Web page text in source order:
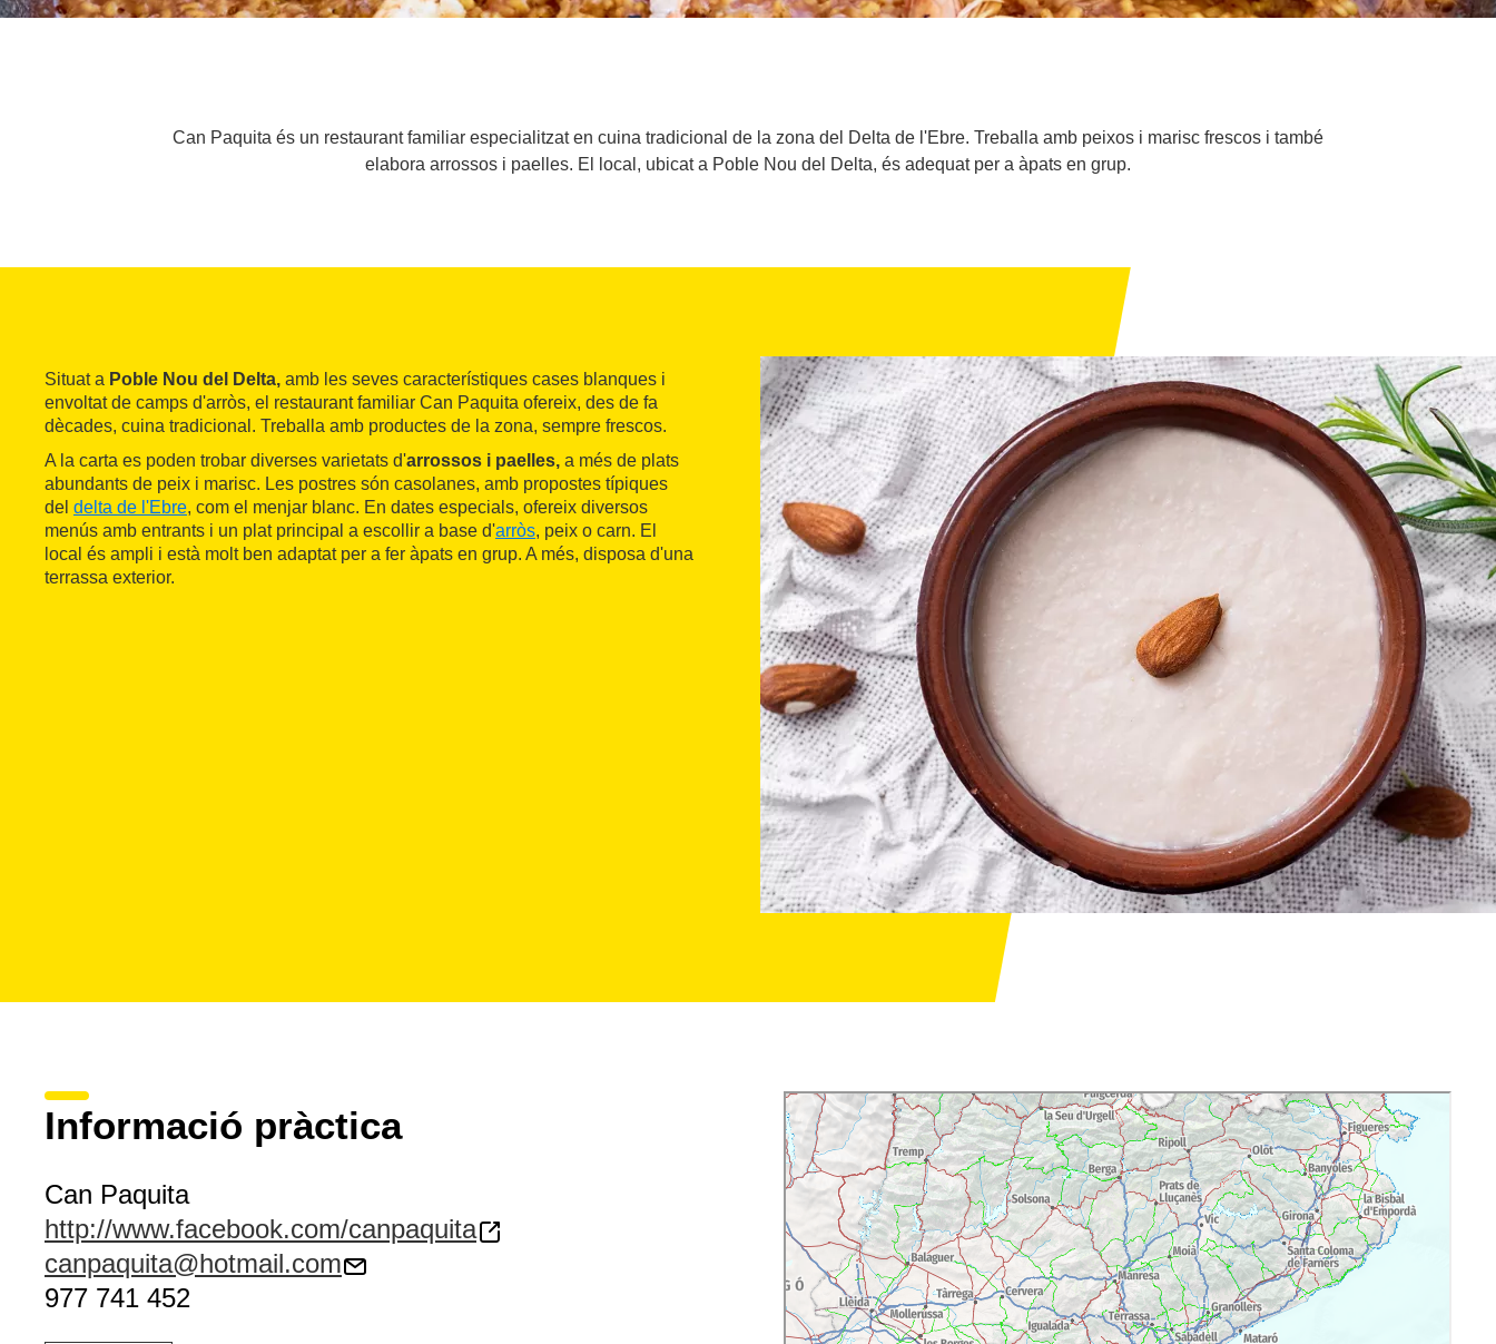
Can Paquita és un restaurant familiar especialitzat en cuina tradicional de la zona del Delta de l'Ebre. Treballa amb peixos i marisc frescos i també
elabora arrossos i paelles. El local, ubicat a Poble Nou del Delta, és adequat per a àpats en grup.
Situat a Poble Nou del Delta, amb les seves característiques cases blanques i
envoltat de camps d'arròs, el restaurant familiar Can Paquita ofereix, des de fa
dècades, cuina tradicional. Treballa amb productes de la zona, sempre frescos.
A la carta es poden trobar diverses varietats d'arrossos i paelles, a més de plats
abundants de peix i marisc. Les postres són casolanes, amb propostes típiques
del delta de l'Ebre, com el menjar blanc. En dates especials, ofereix diversos
menús amb entrants i un plat principal a escollir a base d'arròs, peix o carn. El
local és ampli i està molt ben adaptat per a fer àpats en grup. A més, disposa d'una
terrassa exterior.
Informació pràctica
Can Paquita
http://www.facebook.com/canpaquita
canpaquita@hotmail.com
977 741 452